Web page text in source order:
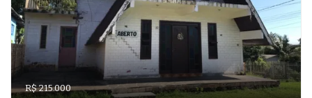
R$ 215.000